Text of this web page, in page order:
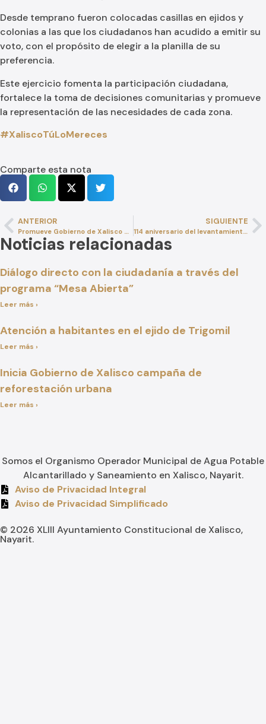
Desde temprano fueron colocadas casillas en ejidos y
colonias a las que los ciudadanos han acudido a emitir su
voto, con el propósito de elegir a la planilla de su
preferencia.
Este ejercicio fomenta la participación ciudadana,
fortalece la toma de decisiones comunitarias y promueve
la representación de las necesidades de cada zona.
#XaliscoTúLoMereces
Comparte esta nota
ANTERIOR
Promueve Gobierno de Xalisco servicios de salud gratuitos
SIGUIENTE
114 aniversario del levantamiento armado de Aquiles Serdán
Noticias relacionadas
Diálogo directo con la ciudadanía a través del
programa “Mesa Abierta”
Leer más ›
Atención a habitantes en el ejido de Trigomil
Leer más ›
Inicia Gobierno de Xalisco campaña de
reforestación urbana
Leer más ›
Somos el Organismo Operador Municipal de Agua Potable
Alcantarillado y Saneamiento en Xalisco, Nayarit.
Aviso de Privacidad Integral
Aviso de Privacidad Simplificado
© 2026 XLIII Ayuntamiento Constitucional de Xalisco,
Nayarit.